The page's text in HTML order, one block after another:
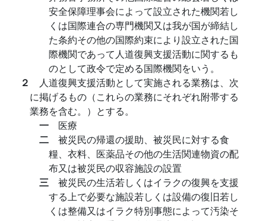
安全保障理事会によって設立された機関若し
くは国際連合の専門機関又は我が国が締結し
た条約その他の国際約束により設立された国
際機関であって人道復興支援活動に関するも
のとして政令で定める国際機関をいう。
２ 人道復興支援活動として実施される業務は、次
に掲げるもの（これらの業務にそれぞれ附帯する
業務を含む。）とする。
一 医療
二 被災民の帰還の援助、被災民に対する食
糧、衣料、医薬品その他の生活関連物資の配
布又は被災民の収容施設の設置
三 被災民の生活若しくはイラクの復興を支援
する上で必要な施設若しくは設備の復旧若し
くは整備又はイラク特別事態によって汚染そ